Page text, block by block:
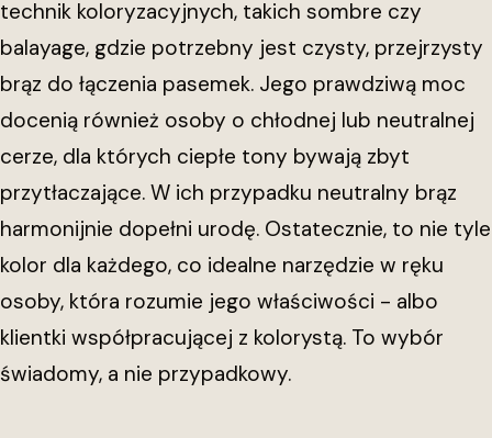
technik koloryzacyjnych, takich sombre czy
balayage, gdzie potrzebny jest czysty, przejrzysty
brąz do łączenia pasemek. Jego prawdziwą moc
docenią również osoby o chłodnej lub neutralnej
cerze, dla których ciepłe tony bywają zbyt
przytłaczające. W ich przypadku neutralny brąz
harmonijnie dopełni urodę. Ostatecznie, to nie tyle
kolor dla każdego, co idealne narzędzie w ręku
osoby, która rozumie jego właściwości - albo
klientki współpracującej z kolorystą. To wybór
świadomy, a nie przypadkowy.